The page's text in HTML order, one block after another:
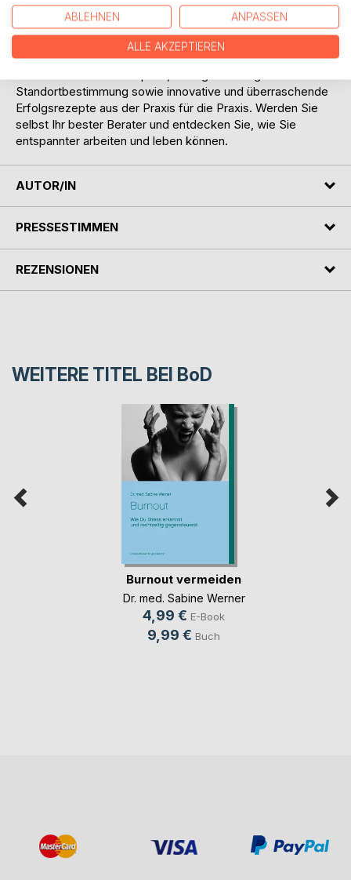
heraus eindrücklich auf, wie Sie dem Hamsterrad des
Praxisalltags entkommen und Ihren persönlichen Weg zu
Arbeits- und Lebensbalance finden können.
Augenzwinkernd und leicht lesbar geschrieben vereint
Standortbestimmung sowie innovative und überraschende
Erfolgsrezepte aus der Praxis für die Praxis. Werden Sie
selbst Ihr bester Berater und entdecken Sie, wie Sie
entspannter arbeiten und leben können.
AUTOR/IN
PRESSESTIMMEN
REZENSIONEN
WEITERE TITEL BEI BoD
Burnout vermeiden
Dr. med. Sabine Werner
4,99 € E-Book
9,99 € Buch
ABLEHNEN ANPASSEN
ALLE AKZEPTIEREN